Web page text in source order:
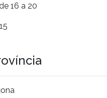
16 a 20